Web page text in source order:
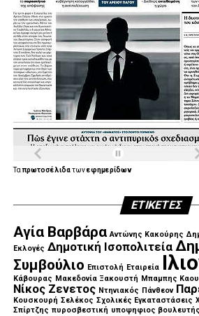
Ταπρωτοσέλιδατωνεφημερίδων
ΕΤΙΚΈΤΕΣ
Αγία Βαρβάρα Αντώνης Κακούρης
Εκλογές Δημοτική Ισοπολιτεία
Συμβούλιο Επιστολή Εταιρεία
Κάβουρας Μακεδονία Ξακουστή Μπαμπης
Νίκος Ζενετος Ντηνιακός Πάνθεον
Κουσκουρή Σελέκος Σχολικές Εγκαταστάσεις
Σπίρτζης πυροσβεστική υποψηφιος βουλευτής